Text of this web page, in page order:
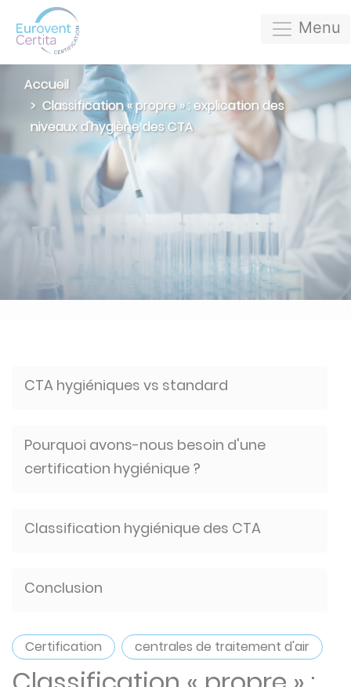
Menu
Accueil
Classification « propre » : explication des
niveaux d'hygiène des CTA
CTA hygiéniques vs standard
Pourquoi avons-nous besoin d'une
certification hygiénique ?
Classification hygiénique des CTA
Conclusion
Certification centrales de traitement d'air